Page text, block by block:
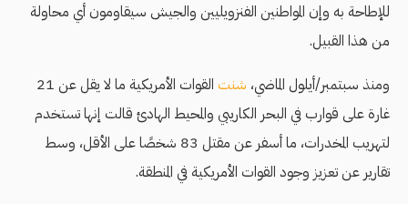
للإطاحة به وإن المواطنين الفنزويليين والجيش سيقاومون أي محاولة
من هذا القبيل.
ومنذ سبتمبر/أيلول الماضي، شنت
القوات الأمريكية ما لا يقل عن 21
غارة على قوارب في البحر الكاريبي والمحيط الهادئ قالت إنها تستخدم
لتهريب المخدرات، ما أسفر عن مقتل 83 شخصًا على الأقل، وسط
تقارير عن تعزيز وجود القوات الأمريكية في المنطقة.